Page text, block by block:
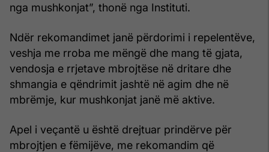
nga mushkonjat”, thonë nga Instituti.
Ndër rekomandimet janë përdorimi i repelentëve,
veshja me rroba me mëngë dhe mang të gjata,
vendosja e rrjetave mbrojtëse në dritare dhe
shmangia e qëndrimit jashtë në agim dhe në
mbrëmje, kur mushkonjat janë më aktive.
Apel i veçantë u është drejtuar prindërve për
mbrojtjen e fëmijëve, me rekomandim që